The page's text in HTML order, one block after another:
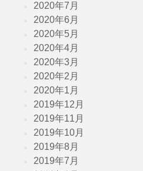
2020年7月
2020年6月
2020年5月
2020年4月
2020年3月
2020年2月
2020年1月
2019年12月
2019年11月
2019年10月
2019年8月
2019年7月